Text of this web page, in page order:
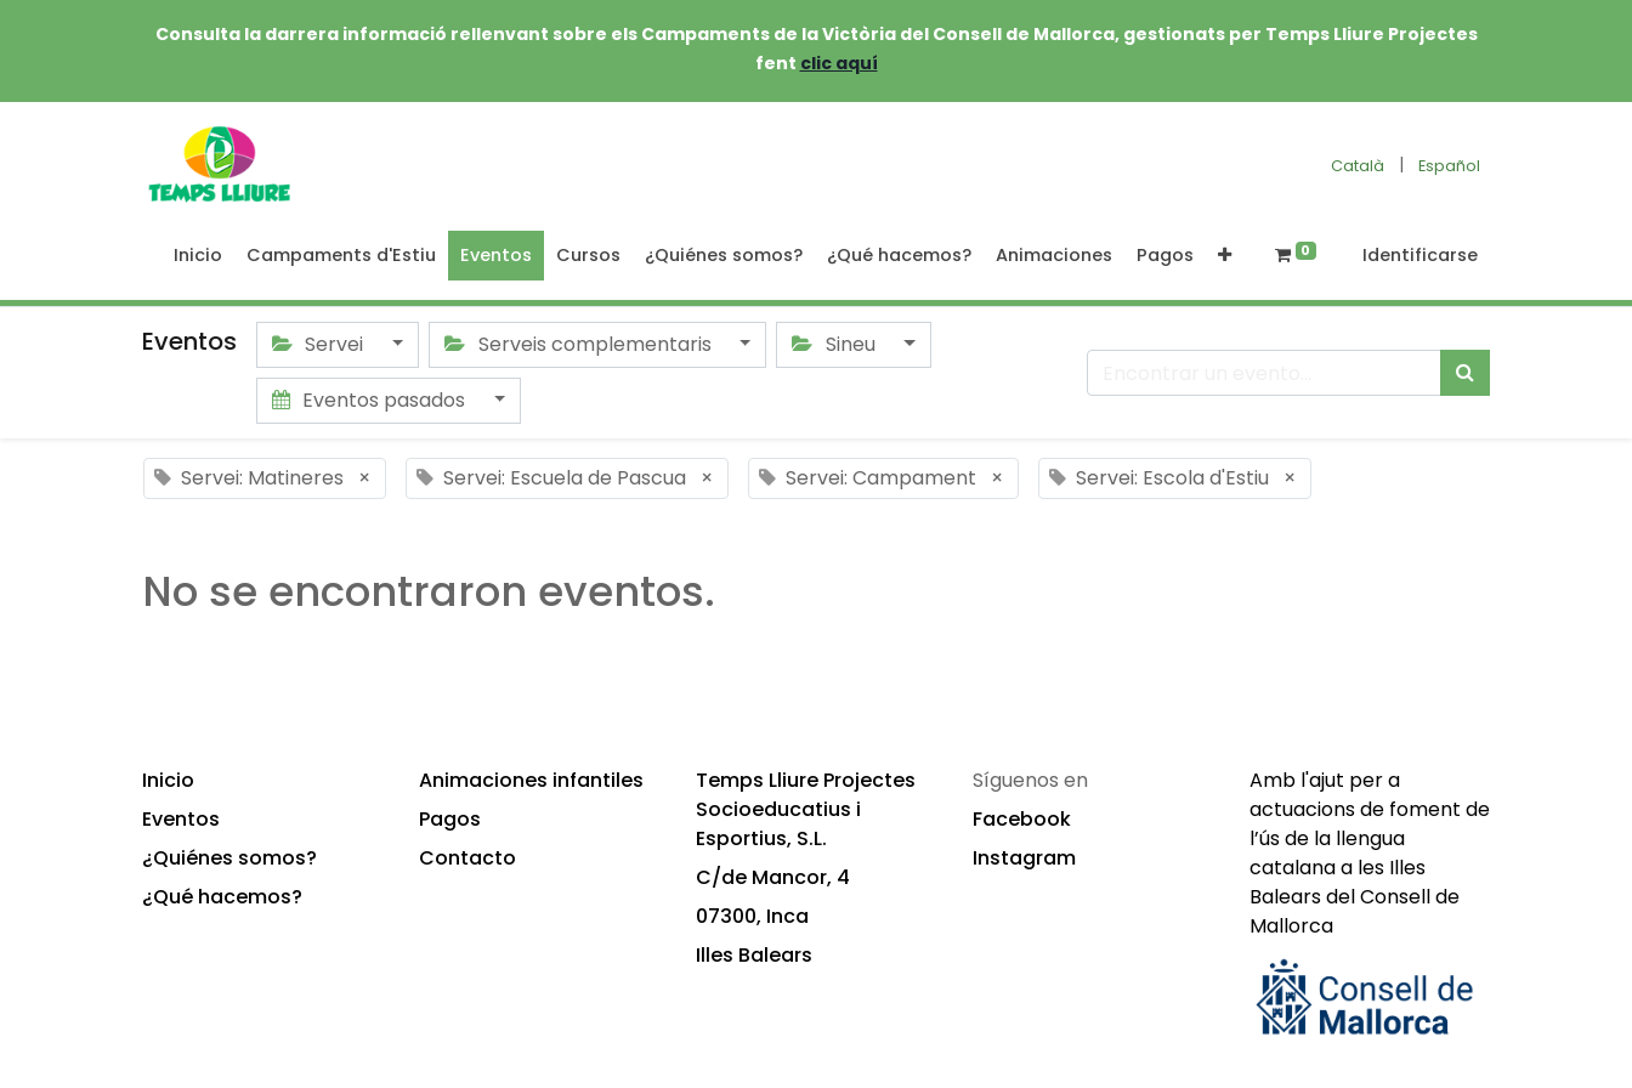
Consulta la darrera informació rellenvant sobre els Campaments de la Victòria del Consell de Mallorca, gestionats per Temps Lliure Projectes
fent clic aquí
Català | Español
Inicio Campaments d'Estiu Eventos Cursos ¿Quiénes somos? ¿Qué hacemos? Animaciones Pagos 0 Identificarse
Eventos Servei Serveis complementaris
Sineu
Eventos pasados
Servei: Matineres × Servei: Escuela de Pascua × Servei: Campament × Servei: Escola d'Estiu ×
No se encontraron eventos.
Inicio
Eventos
¿Quiénes somos?
¿Qué hacemos?
Animaciones infantiles
Pagos
Contacto
Temps Lliure Projectes
Socioeducatius i
Esportius, S.L.
C/de Mancor, 4
07300, Inca
Illes Balears
Síguenos en
Facebook
Instagram
Amb l'ajut per a
actuacions de foment de
l’ús de la llengua
catalana a les Illes
Balears del Consell de
Mallorca